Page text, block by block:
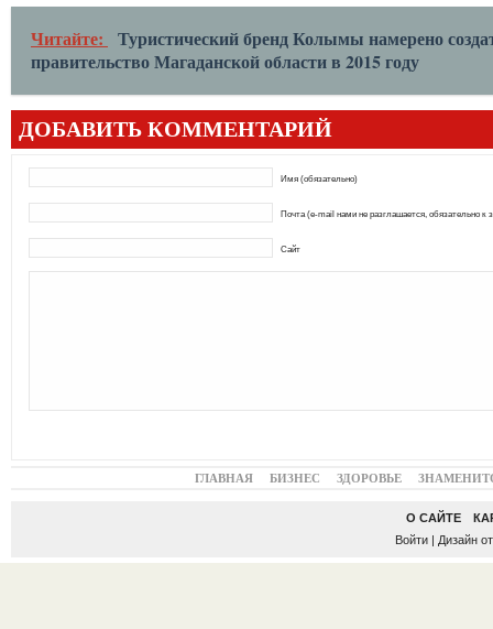
Читайте:
Туристический бренд Колымы намерено
правительство Магаданской области в 2015 году
ДОБАВИТЬ КОММЕНТАРИЙ
Имя (обязательно)
Почта (e-mail нами не разглашается, обязательно к
Сайт
ГЛАВНАЯ БИЗНЕС ЗДОРОВЬЕ
О САЙТЕ
Войти | Дизайн